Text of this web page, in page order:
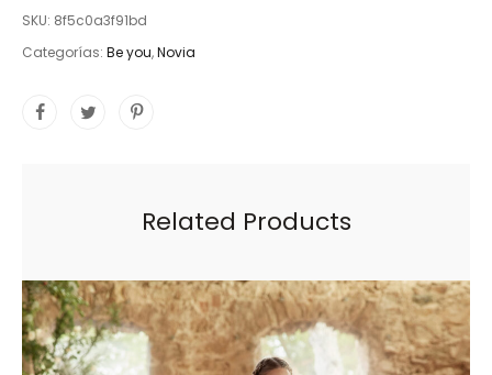
SKU: 8f5c0a3f91bd
Categorías: Be you,Novia
Related Products